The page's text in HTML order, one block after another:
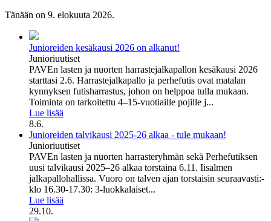
Tänään on 9. elokuuta 2026.
Junioreiden kesäkausi 2026 on alkanut!
Junioriuutiset
PAVEn lasten ja nuorten harrastejalkapallon kesäkausi 2026
starttasi 2.6. Harrastejalkapallo ja perhefutis ovat matalan
kynnyksen futisharrastus, johon on helppoa tulla mukaan.
Toiminta on tarkoitettu 4–15-vuotiaille pojille j...
Lue lisää
8.6.
Junioreiden talvikausi 2025-26 alkaa - tule mukaan!
Junioriuutiset
PAVEn lasten ja nuorten harrasteryhmän sekä Perhefutiksen
uusi talvikausi 2025–26 alkaa torstaina 6.11. Iisalmen
jalkapallohallissa. Vuoro on talven ajan torstaisin seuraavasti:-
klo 16.30-17.30: 3-luokkalaiset...
Lue lisää
29.10.